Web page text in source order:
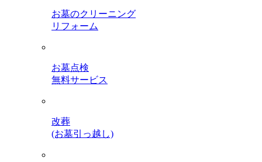
お墓のクリーニング
リフォーム
お墓点検
無料サービス
改葬
(お墓引っ越し)